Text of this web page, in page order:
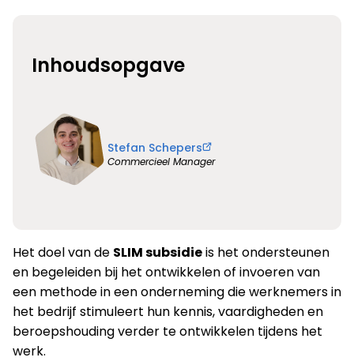
Het doel van de SLIM subsidieis het ondersteunen
en begeleiden bij het ontwikkelen of invoeren van
een methode in een onderneming die werknemers in
het bedrijf stimuleert hun kennis, vaardigheden en
beroepshouding verder te ontwikkelen tijdens het
werk.
Inhoudsopgave
Stefan Schepers
Commercieel Manager